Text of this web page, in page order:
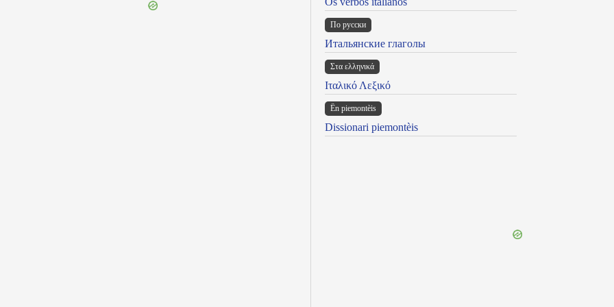
По русски
Итальянские глаголы
Στα ελληνικά
Ιταλικό Λεξικό
Ën piemontèis
Dissionari piemontèis